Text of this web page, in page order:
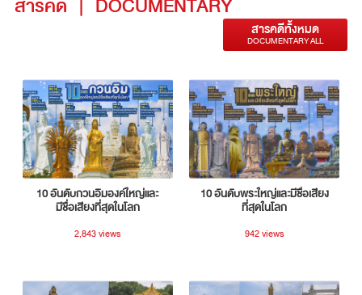
สารคดีทั้งหมด
DOCUMENTARY ALL
10 อันดับกวนอิมองค์ใหญ่และ
มีชื่อเสียงที่สุดในโลก
2,843 views
10 อันดับพระใหญ่และมีชื่อเสียง
ที่สุดในโลก
942 views